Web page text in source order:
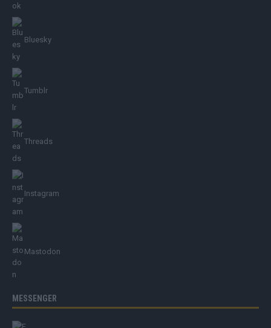
Bluesky
Tumblr
Threads
Instagram
Mastodon
MESSENGER